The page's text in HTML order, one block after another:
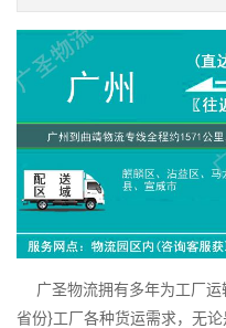
广圣物流拥有多年为工厂运
省份}工厂各种货运需求，无